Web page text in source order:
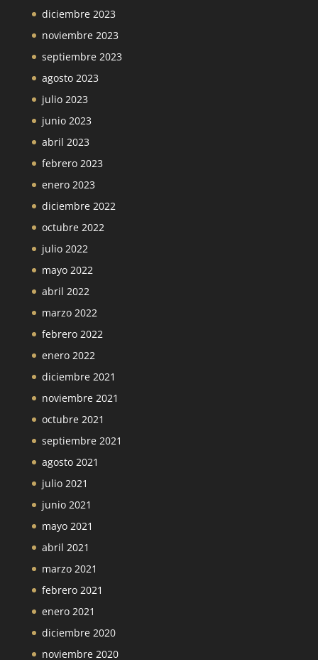
diciembre 2023
noviembre 2023
septiembre 2023
agosto 2023
julio 2023
junio 2023
abril 2023
febrero 2023
enero 2023
diciembre 2022
octubre 2022
julio 2022
mayo 2022
abril 2022
marzo 2022
febrero 2022
enero 2022
diciembre 2021
noviembre 2021
octubre 2021
septiembre 2021
agosto 2021
julio 2021
junio 2021
mayo 2021
abril 2021
marzo 2021
febrero 2021
enero 2021
diciembre 2020
noviembre 2020